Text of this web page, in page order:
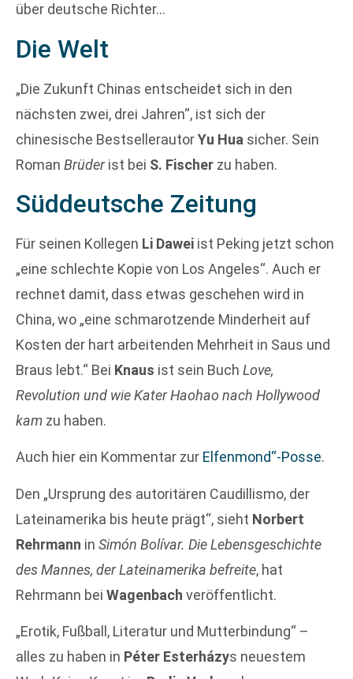
über deutsche Richter…
Die Welt
„Die Zukunft Chinas entscheidet sich in den
nächsten zwei, drei Jahren“, ist sich der
chinesische BestsellerautorYu Hua sicher. Sein
Roman Brüderist bei S. Fischer zu haben.
Süddeutsche Zeitung
Für seinen Kollegen Li Dawei ist Peking jetzt schon
„eine schlechte Kopie von Los Angeles“. Auch er
rechnet damit, dass etwas geschehen wird in
China, wo „eine schmarotzende Minderheit auf
Kosten der hart arbeitenden Mehrheit in Saus und
Braus lebt.“ Bei Knaus ist sein Buch Love,
Revolution und wie Kater Haohao nach Hollywood
kam zu haben.
Auch hier ein Kommentar zur Elfenmond“-Posse.
Den „Ursprung des autoritären Caudillismo, der
Lateinamerika bis heute prägt“, sieht Norbert
Rehrmann in Simón Bolívar. Die Lebensgeschichte
des Mannes, der Lateinamerika befreite, hat
Rehrmann bei Wagenbach veröffentlicht.
„Erotik, Fußball, Literatur und Mutterbindung“ –
alles zu haben in Péter Esterházys neuestem